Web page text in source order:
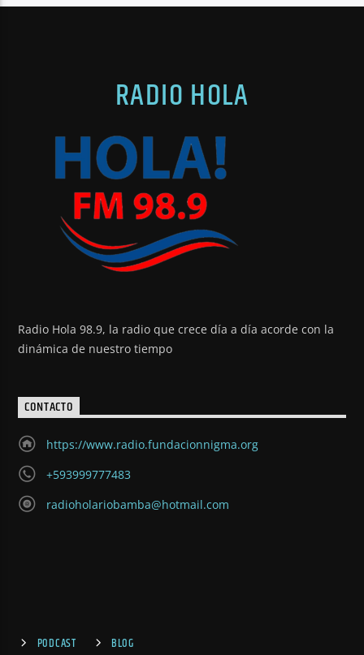
RADIO HOLA
Radio Hola 98.9, la radio que crece día a día acorde con la
dinámica de nuestro tiempo
CONTACTO
https://www.radio.fundacionnigma.org
+593999777483
radioholariobamba@hotmail.com
PODCAST BLOG